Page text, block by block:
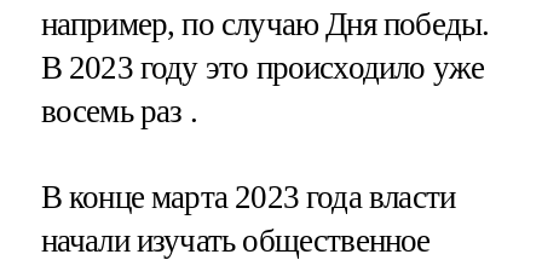
например, по случаю Дня победы.
В 2023 году это происходило уже
восемь раз .
В конце марта 2023 года власти
начали изучать общественное